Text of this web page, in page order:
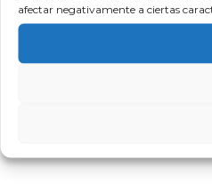
afectar negativamente a ciertas